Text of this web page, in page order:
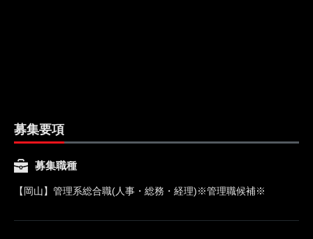
募集要項
募集職種
【岡山】管理系総合職(人事・総務・経理)※管理職候補※